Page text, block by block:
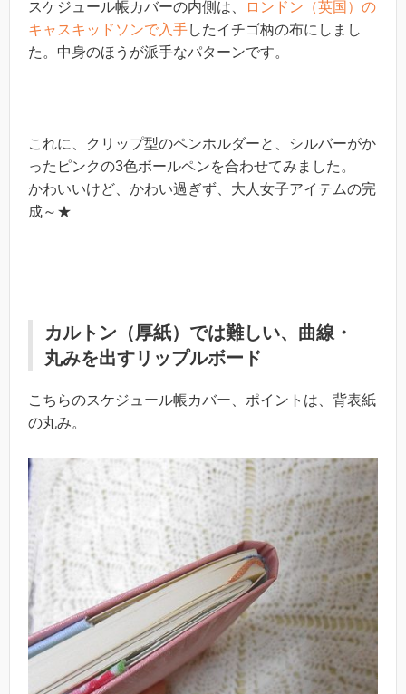
スケジュール帳カバーの内側は、
ロンドン（英国）の
キャスキッドソンで入手したイチゴ柄の布にしまし
た。中身のほうが派手なパターンです。
これに、クリップ型のペンホルダーと、シルバーがか
ったピンクの3色ボールペンを合わせてみました。
かわいいけど、かわい過ぎず、大人女子アイテムの完
成～★
カルトン（厚紙）では難しい、曲線・
丸みを出すリップルボード
こちらのスケジュール帳カバー、ポイントは、背表紙
の丸み。